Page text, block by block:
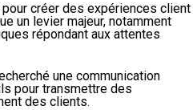
créer des expériences client
un levier majeur, notamment
répondant aux attentes
une communication
pour transmettre des
des clients.